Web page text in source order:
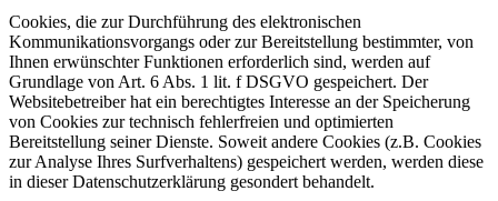
Cookies, die zur Durchführung des elektronischen
Kommunikationsvorgangs oder zur Bereitstellung bestimmter, von
Ihnen erwünschter Funktionen erforderlich sind, werden auf
Grundlage von Art. 6 Abs. 1 lit. f DSGVO gespeichert. Der
Websitebetreiber hat ein berechtigtes Interesse an der Speicherung
von Cookies zur technisch fehlerfreien und optimierten
Bereitstellung seiner Dienste. Soweit andere Cookies (z.B. Cookies
zur Analyse Ihres Surfverhaltens) gespeichert werden, werden diese
in dieser Datenschutzerklärung gesondert behandelt.